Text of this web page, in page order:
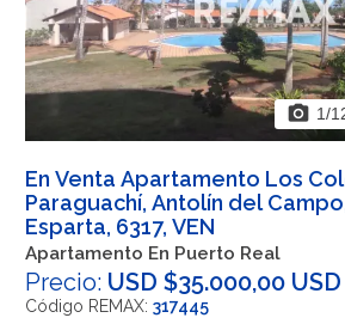
photo_camera 1/
En Venta Apartamento Los
Paraguachí, Antolín del
Esparta, 6317, VEN
Apartamento En Puerto Real
Precio: USD $35.000,00 USD
Código REMAX: 317445